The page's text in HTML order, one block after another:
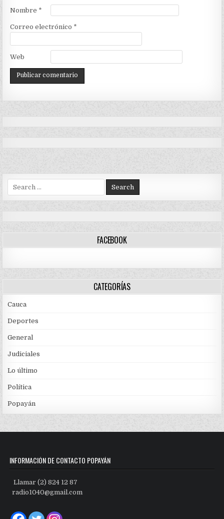
Nombre *
Correo electrónico *
Web
Search
for:
FACEBOOK
CATEGORÍAS
Cauca
Deportes
General
Judiciales
Lo último
Política
Popayán
INFORMACIÓN DE CONTACTO POPAYÁN
Llamar (2) 824 12 87
radio1040@gmail.com